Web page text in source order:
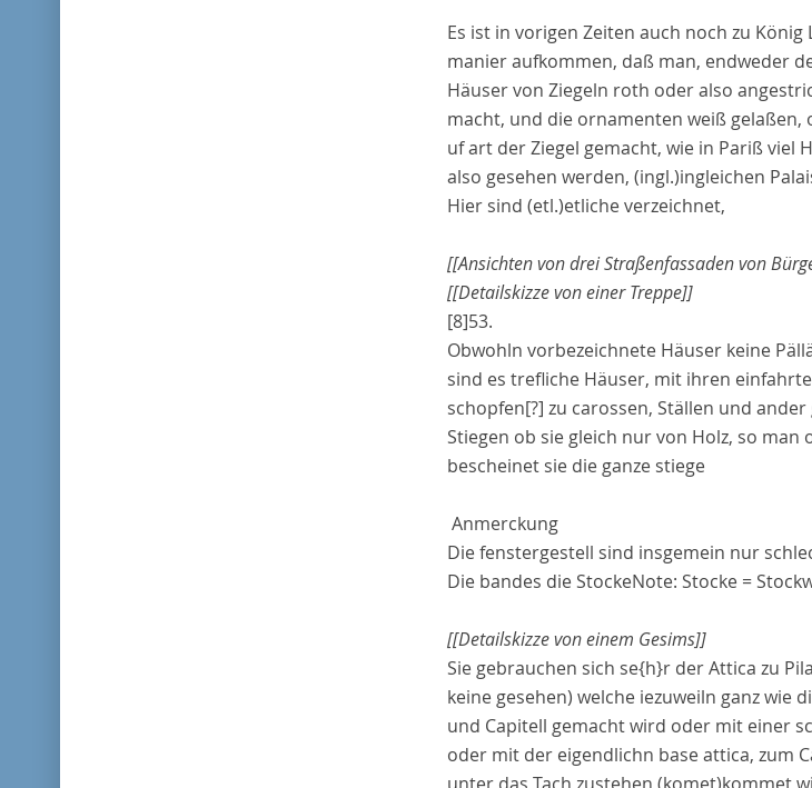
Es ist in vorigen Zeiten auch noch zu König
manier aufkommen, daß man, endweder
Häuser von Ziegeln roth oder also
macht, und die ornamenten weiß gelaßen,
uf art der Ziegel gemacht, wie in Parißviel
also gesehen werden, (ingl.)ingleichen
Hier sind (etl.)etlicheverzeichnet,
[[Ansichten von drei Straßenfassaden von
[[Detailskizze von einer Treppe]]
[8]53.
Obwohln vorbezeichnete Häuser keine
sind es trefliche Häuser, mit ihren
schopfen[?] zu carossen, Ställen und
Stiegen ob sie gleich nur von Holz, so man
bescheinet sie die ganze stiege
Anmerckung
Die fenstergestell sind insgemein nur
Die bandes die StockeNote: Stocke =
[[Detailskizze von einem Gesims]]
Sie gebrauchen sich se{h}r derAttica zu
keine gesehen) welche iezuweiln ganz wie
und Capitell gemacht wird oder mit einer
oder mit der eigendlichn base attica, zum
unter das Tach zustehen (komet)kommet